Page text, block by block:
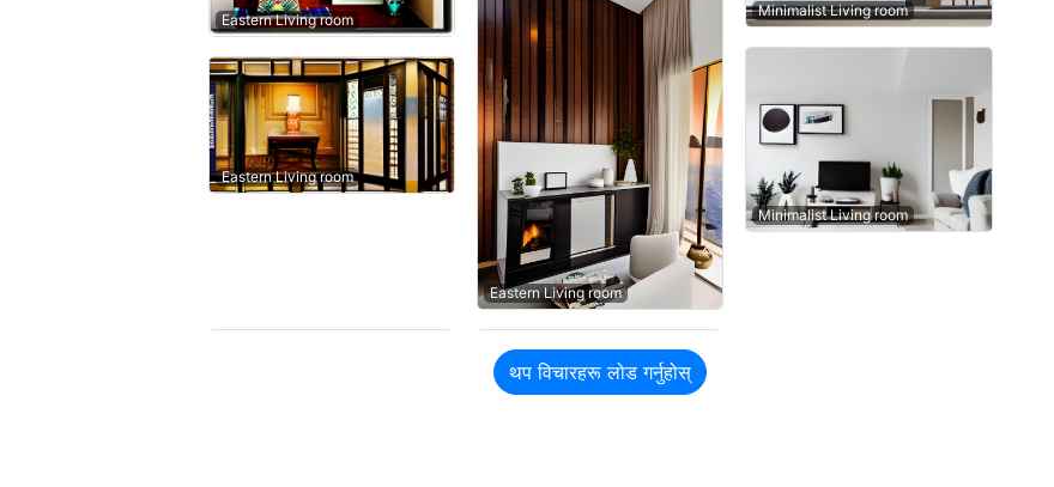
Eastern Living room
Eastern Living room
Eastern Living room
Minimalist Living room
Minimalist Living room
थप विचारहरू लोड गर्नुहोस्